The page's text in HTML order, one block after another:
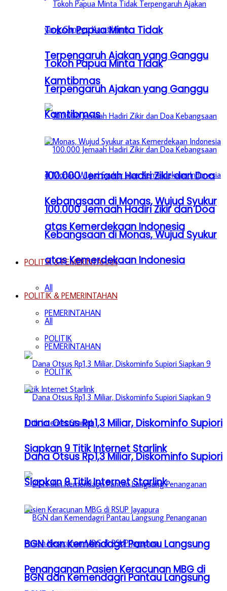
Tokoh Papua Minta Tidak
Terpengaruh Ajakan yang Ganggu
Kamtibmas
100.000 Jemaah Hadiri Zikir dan Doa
Kebangsaan di Monas, Wujud Syukur
atas Kemerdekaan Indonesia
POLITIK & PEMERINTAHAN
All
PEMERINTAHAN
POLITIK
Dana Otsus Rp1,3 Miliar, Diskominfo Supiori
Siapkan 9 Titik Internet Starlink
BGN dan Kemendagri Pantau Langsung
Penanganan Pasien Keracunan MBG di
Tokoh Papua Minta Tidak
Terpengaruh Ajakan yang Ganggu
Kamtibmas
100.000 Jemaah Hadiri Zikir dan Doa
Kebangsaan di Monas, Wujud Syukur
atas Kemerdekaan Indonesia
POLITIK & PEMERINTAHAN
All
PEMERINTAHAN
POLITIK
Dana Otsus Rp1,3 Miliar, Diskominfo Supiori
Siapkan 9 Titik Internet Starlink
BGN dan Kemendagri Pantau Langsung